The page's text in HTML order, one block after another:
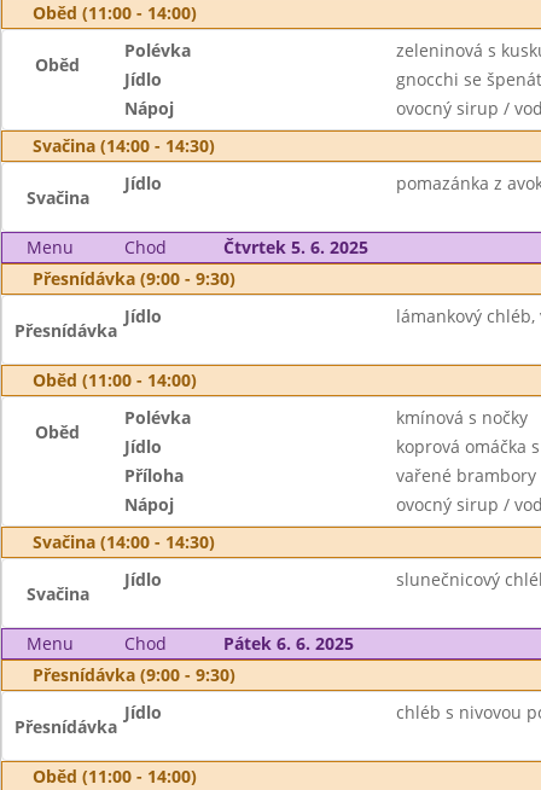
Oběd (11:00 - 14:00)
Oběd
Polévka
zeleninová s
Jídlo
gnocchi se
Nápoj
ovocný sirup /
Svačina (14:00 - 14:30)
Svačina
Jídlo pomazánka z
Menu Chod
Čtvrtek 5. 6. 2025
Přesnídávka (9:00 - 9:30)
Přesnídávka
Jídlo lámankový
Oběd (11:00 - 14:00)
Oběd
Polévka
kmínová s nočky
Jídlo
koprová omáčka
Příloha
vařené brambory
Nápoj
ovocný sirup /
Svačina (14:00 - 14:30)
Svačina
Jídlo slunečnicový
Menu Chod
Pátek 6. 6. 2025
Přesnídávka (9:00 - 9:30)
Přesnídávka
Jídlo chléb s nivovou
Oběd (11:00 - 14:00)